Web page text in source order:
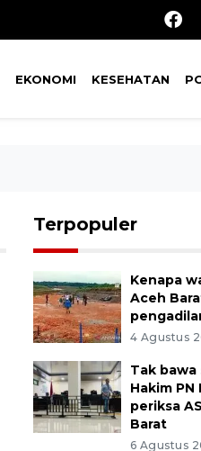
EKONOMI KESEHATAN
Terpopuler
Kenapa
Aceh
4 Agustus
Tak
Hakim
periksa
Barat
6 Agustus